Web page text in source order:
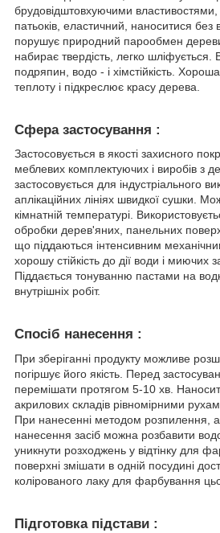
брудовідштовхуючими
патьоків, еластичний, наноситися
порушує природний парообмен
набирає твердість, легко шліфується.
подряпин, водо - і хімстійкість.
теплоту і підкреслює красу дерева.
Сфера застосування :
Застосовується в якості захисного
меблевих комплектуючих і виробів з
застосовується для індустріального
аплікаційних лініях швидкої сушки.
кімнатній температурі.
обробки дерев'яних, панельних
що піддаються інтенсивним
хорошу стійкість до дії води і миючих
Піддається тонуванню пастами на
внутрішніх робіт.
Спосіб нанесення :
При зберіганні продукту можливе
погіршує його якість. Перед
перемішати протягом 5-10 хв.
акрилових складів рівномірними
При нанесенні методом розпилення,
нанесення засіб можна розбавити
уникнути розходжень у відтінку для
поверхні змішати в одній посудині
колірованого лаку для фарбування
Підготовка підстави :